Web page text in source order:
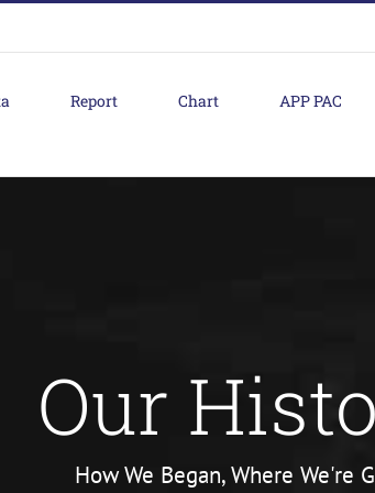
Report Chart APP PAC
Our
How We Began, Where We're